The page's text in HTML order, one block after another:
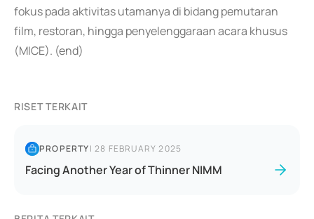
fokus pada aktivitas utamanya di bidang pemutaran
film, restoran, hingga penyelenggaraan acara khusus
(MICE). (end)
RISET TERKAIT
PROPERTY|28 FEBRUARY 2025
Facing Another Year of Thinner NIMM